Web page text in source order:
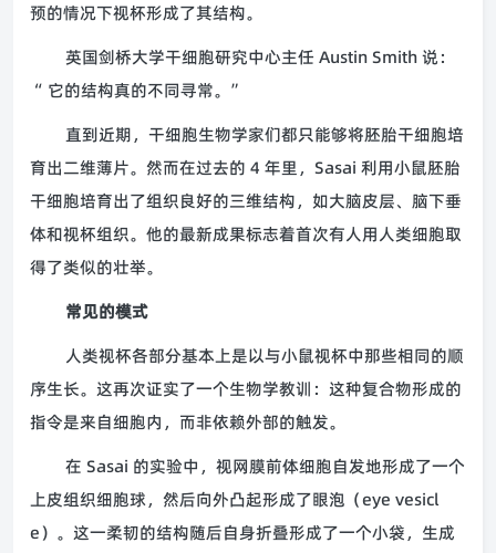
预的情况下视杯形成了其结构。
英国剑桥大学干细胞研究中心主任 Austin Smith 说：
“ 它的结构真的不同寻常。”
直到近期，干细胞生物学家们都只能够将胚胎干细胞培
育出二维薄片。然而在过去的 4 年里，Sasai 利用小鼠胚胎
干细胞培育出了组织良好的三维结构，如大脑皮层、脑下垂
体和视杯组织。他的最新成果标志着首次有人用人类细胞取
得了类似的壮举。
常见的模式
人类视杯各部分基本上是以与小鼠视杯中那些相同的顺
序生长。这再次证实了一个生物学教训：这种复合物形成的
指令是来自细胞内，而非依赖外部的触发。
在 Sasai 的实验中，视网膜前体细胞自发地形成了一个
上皮组织细胞球，然后向外凸起形成了眼泡（eye vesicl
e）。这一柔韧的结构随后自身折叠形成了一个小袋，生成